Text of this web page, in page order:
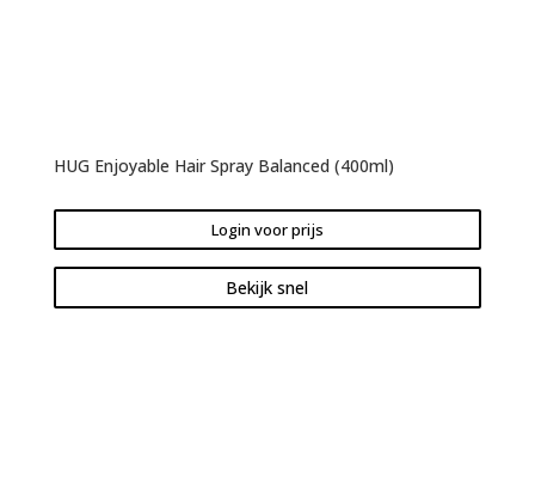
HUG Enjoyable Hair Spray Balanced (400ml)
Login voor prijs
Bekijk snel